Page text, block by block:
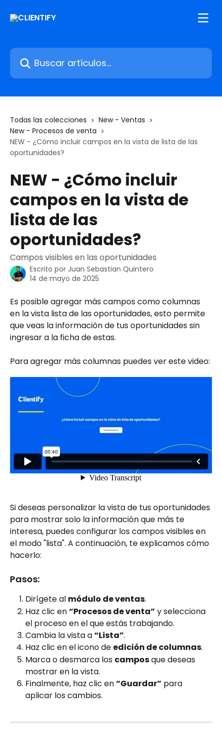
Buscar artículos...
Todas las colecciones
New - Ventas
New - Procesos de venta
NEW - ¿Cómo incluir campos en la vista de lista de las
oportunidades?
NEW - ¿Cómo incluir
campos en la vista de
lista de las
oportunidades?
Campos visibles en las oportunidades
Escrito por Juan Sebastian Quintero
14 de mayo de 2025
Es posible agregar más campos como columnas
en la vista lista de las oportunidades, esto permite
que veas la información de tus oportunidades sin
ingresar a la ficha de estas.
Para agregar más columnas puedes ver este video:
Si deseas personalizar la vista de tus oportunidades
para mostrar solo la información que más te
interesa, puedes configurar los campos visibles en
el modo "lista". A continuación, te explicamos cómo
hacerlo:
Pasos:
Dirígete al módulo de ventas.
Haz clic en “Procesos de venta” y selecciona
el proceso en el que estás trabajando.
Cambia la vista a “Lista”.
Haz clic en el icono de edición de columnas.
Marca o desmarca los campos que deseas
mostrar en la vista.
Finalmente, haz clic en “Guardar” para
aplicar los cambios.